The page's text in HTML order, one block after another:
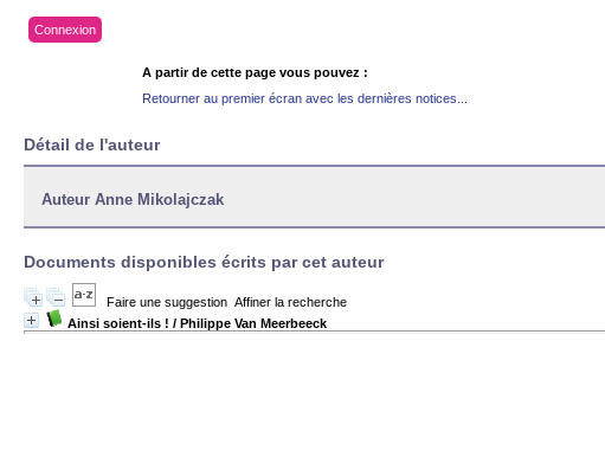
Connexion
A partir de cette page vous pouvez :
Retourner au premier écran avec les dernières notices...
Détail de l'auteur
Auteur Anne Mikolajczak
Documents disponibles écrits par cet auteur
Faire une suggestion Affiner la recherche
Ainsi soient-ils ! / Philippe Van Meerbeeck